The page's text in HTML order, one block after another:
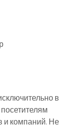
в
и компаний. Не